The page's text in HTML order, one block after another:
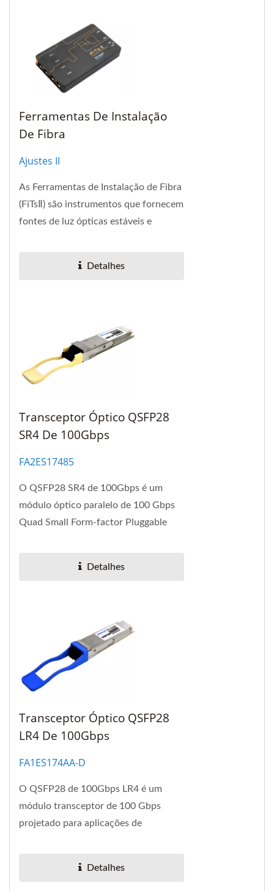
Ferramentas De Instalação
De Fibra
Ajustes II
As Ferramentas de Instalação de Fibra
(FiTsⅡ) são instrumentos que fornecem
fontes de luz ópticas estáveis e
Detalhes
Transceptor Óptico QSFP28
SR4 De 100Gbps
FA2ES17485
O QSFP28 SR4 de 100Gbps é um
módulo óptico paralelo de 100 Gbps
Quad Small Form-factor Pluggable
Detalhes
Transceptor Óptico QSFP28
LR4 De 100Gbps
FA1ES174AA-D
O QSFP28 de 100Gbps LR4 é um
módulo transceptor de 100 Gbps
projetado para aplicações de
Detalhes